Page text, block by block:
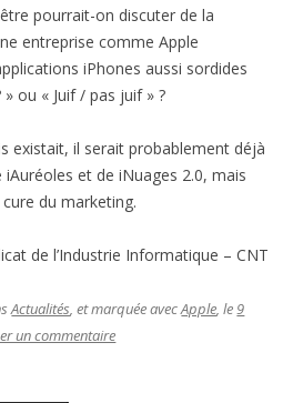
pourrait-on discuter de la
entreprise comme Apple
iPhones aussi sordides
ou « Juif / pas juif » ?
existait, il serait probablement déjà
et de iNuages 2.0, mais
du marketing.
de l’Industrie Informatique – CNT
Actualités, et marquée avecApple, le9
un commentaire